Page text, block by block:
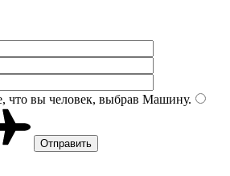
что вы человек, выбрав Машину.